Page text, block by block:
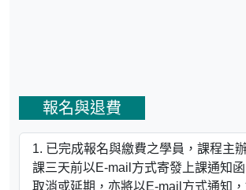
報名與退費
已完成報名與繳費之學員，課程主
課三天前以E-mail方式寄發上課通知
取消或延期，亦將以E-mail方式通知